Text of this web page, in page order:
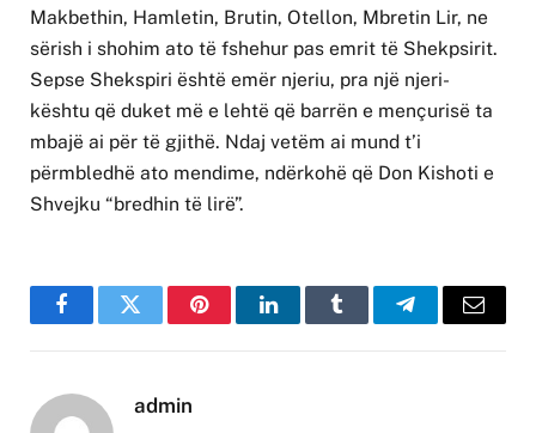
Makbethin, Hamletin, Brutin, Otellon, Mbretin Lir, ne
sërish i shohim ato të fshehur pas emrit të Shekpsirit.
Sepse Shekspiri është emër njeriu, pra një njeri-
kështu që duket më e lehtë që barrën e mençurisë ta
mbajë ai për të gjithë. Ndaj vetëm ai mund t’i
përmbledhë ato mendime, ndërkohë që Don Kishoti e
Shvejku “bredhin të lirë”.
FacebookTwitter PinterestLinkedInTumblr TelegramEmail
admin